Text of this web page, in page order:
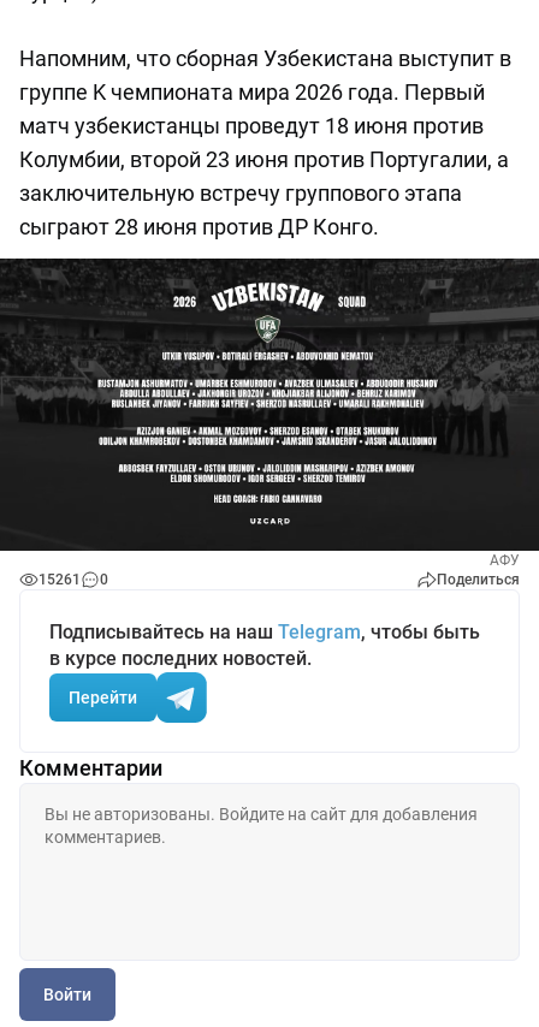
Напомним, что сборная Узбекистана выступит в
группе K чемпионата мира 2026 года. Первый
матч узбекистанцы проведут 18 июня против
Колумбии, второй 23 июня против Португалии, а
заключительную встречу группового этапа
сыграют 28 июня против ДР Конго.
АФУ
15261
0 Поделиться
Подписывайтесь на наш Telegram, чтобы быть
в курсе последних новостей.
Перейти
Комментарии
Войти